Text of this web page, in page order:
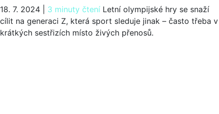
18. 7. 2024 3 minuty čtení Letní olympijské hry se snaží
cílit na generaci Z, která sport sleduje jinak – často třeba v
krátkých sestřizích místo živých přenosů.